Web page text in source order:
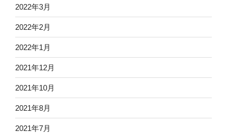
2022年3月
2022年2月
2022年1月
2021年12月
2021年10月
2021年8月
2021年7月